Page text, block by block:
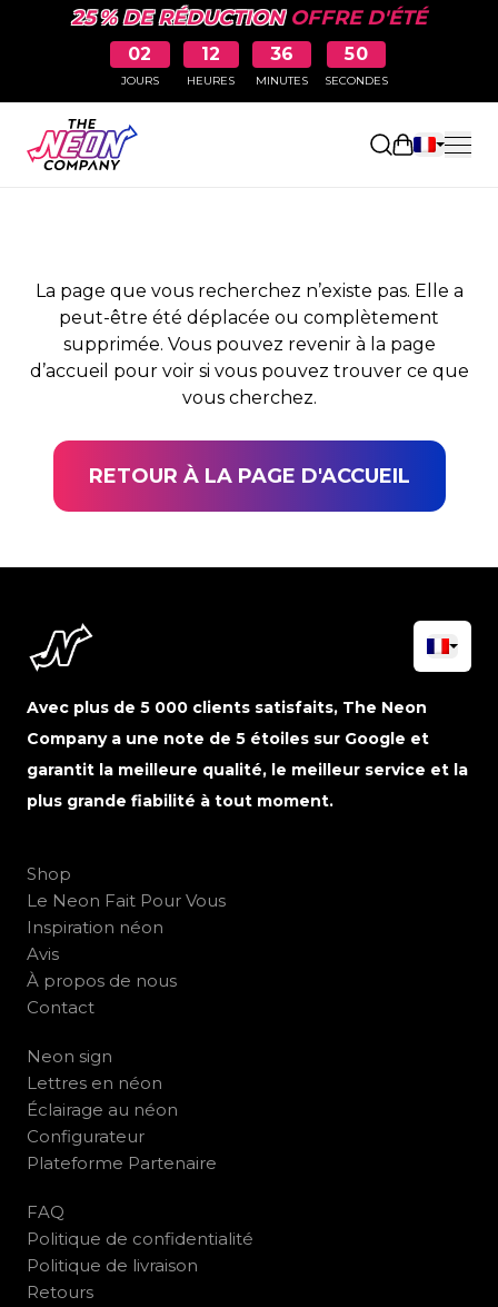
25 % DE RÉDUCTIONOFFRE D'ÉTÉ
02
JOURS
12
HEURES
36
MINUTES
50
SECONDES
Ouvrir le
PAGE NON TROUVÉE
La page que vous recherchez n’existe pas. Elle a
peut-être été déplacée ou complètement
supprimée. Vous pouvez revenir à la page
d’accueil pour voir si vous pouvez trouver ce que
vous cherchez.
RETOUR À LA PAGE D'ACCUEIL
Avec plus de 5 000 clients satisfaits, The Neon
Company a une note de 5 étoiles sur Google et
garantit la meilleure qualité, le meilleur service et la
plus grande fiabilité à tout moment.
Shop
Le Neon Fait Pour Vous
Inspiration néon
Avis
À propos de nous
Contact
Neon sign
Lettres en néon
Éclairage au néon
Configurateur
Plateforme Partenaire
FAQ
Politique de confidentialité
Politique de livraison
Retours